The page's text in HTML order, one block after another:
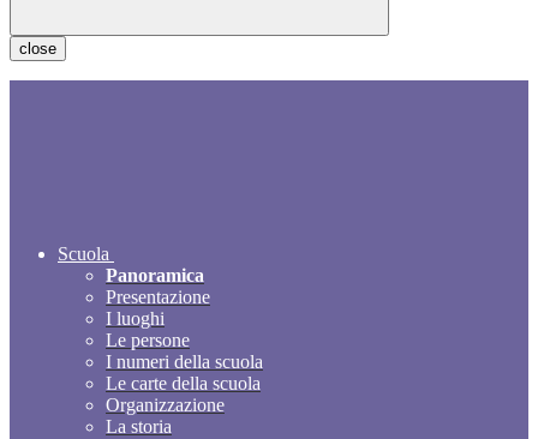
close
Scuola
Panoramica
Presentazione
I luoghi
Le persone
I numeri della scuola
Le carte della scuola
Organizzazione
La storia